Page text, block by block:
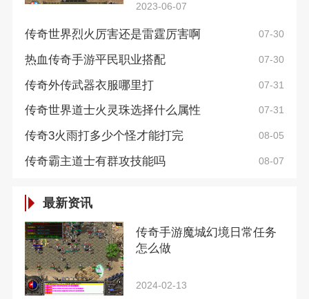
2023-06-07
传奇世界烈火厉害还是雷霆厉害啊 07-30
热血传奇手游平民职业搭配 07-30
传奇外传武器衣服哪里打 07-31
传奇世界道士火灵珠选择什么属性 07-31
传奇3火雨打多少个怪才能打完 08-05
传奇霸主道士有群攻技能吗 08-07
最新资讯
传奇手游魔城幻境日常任务
怎么做
2024-02-13